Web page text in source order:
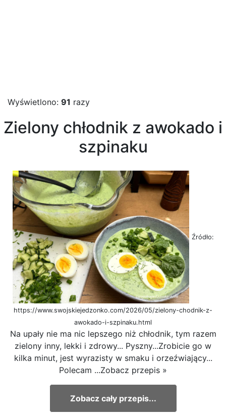
Wyświetlono: 91 razy
Zielony chłodnik z awokado i
szpinaku
Źródło:
https://www.swojskiejedzonko.com/2026/05/zielony-chodnik-z-
awokado-i-szpinaku.html
Na upały nie ma nic lepszego niż chłodnik, tym razem
zielony inny, lekki i zdrowy... Pyszny...Zrobicie go w
kilka minut, jest wyrazisty w smaku i orzeźwiający...
Polecam ...Zobacz przepis »
Zobacz cały przepis...